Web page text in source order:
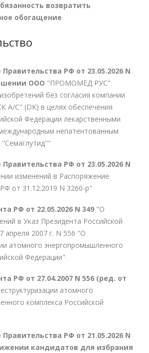
возвратить
обогащение
РФ от 23.05.2026 N
ООО "ПРОМОМЕД РУС"
без согласия компании
С" (DK) в целях обеспечения
Федерации лекарственными
непатентованным
РФ от 23.05.2026 N
изменений в Распоряжение
от 31.12.2019 N 3260-р"
РФ от 22.05.2026 N 349 "О
в Указ Президента Российской
апреля 2007 г. N 556 "О
атомного энергопромышленного
Федерации"
РФ от 27.04.2007 N 556 (ред. от
атомного
комплекса Российской
РФ от 21.05.2026 N
кандидатов для избрания